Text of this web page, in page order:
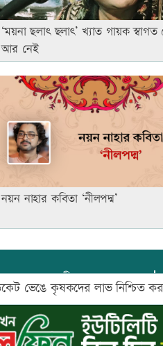
‘ময়না ছলাৎ ছলাৎ’ খ্যাত গায়ক স্বাগত
আর নেই
নয়ন নাহার কবিতা ‘নীলপদ্ম’
আফজাল বারী
সম্পাদিত ও প্রকাশিত
রাজী কমপ্লেক্স, ১৬৬-১৬৭
পুরানা পল্টন, ঢাকা-১০০০
ভেঙে কৃষকদের লাভ নিশ্চিত করা